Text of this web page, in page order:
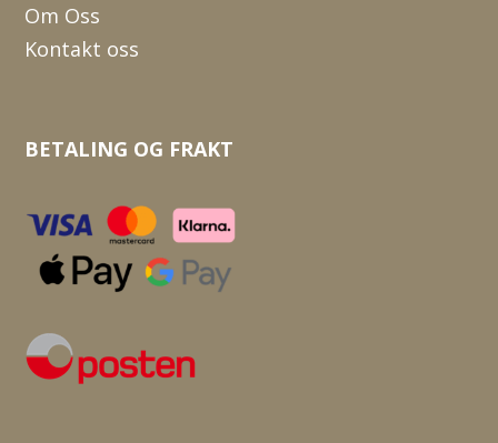
Om Oss
Kontakt oss
BETALING OG FRAKT